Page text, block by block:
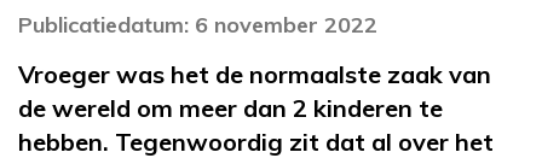
Publicatiedatum: 6 november 2022
Vroeger was het de normaalste zaak van
de wereld om meer dan 2 kinderen te
hebben. Tegenwoordig zit dat al over het